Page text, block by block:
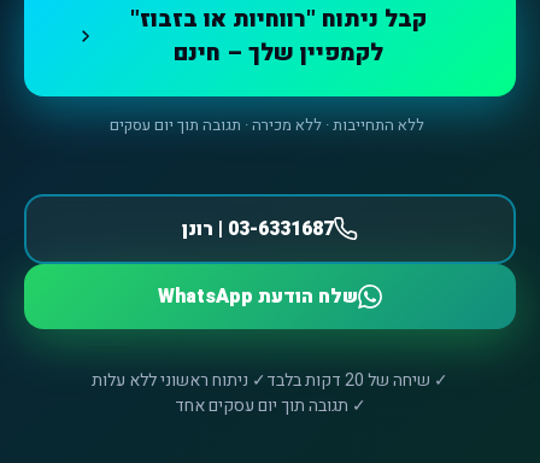
קבל ניתוח "רווחיות או בזבוז"
לקמפיין שלך – חינם
ללא התחייבות · ללא מכירה · תגובה תוך יום עסקים
03-6331687 | רונן
שלח הודעת WhatsApp
✓ שיחה של 20 דקות בלבד
✓ ניתוח ראשוני ללא עלות
✓ תגובה תוך יום עסקים אחד